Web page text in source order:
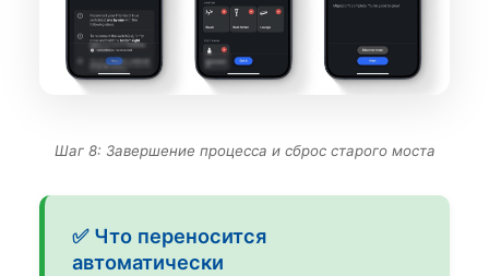
Шаг 8: Завершение процесса и сброс старого моста
✅ Что переносится
автоматически